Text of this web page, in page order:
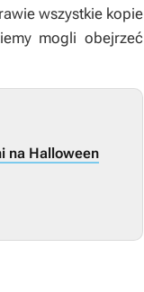
wszystkie kopie
mogli obejrzeć
na Halloween